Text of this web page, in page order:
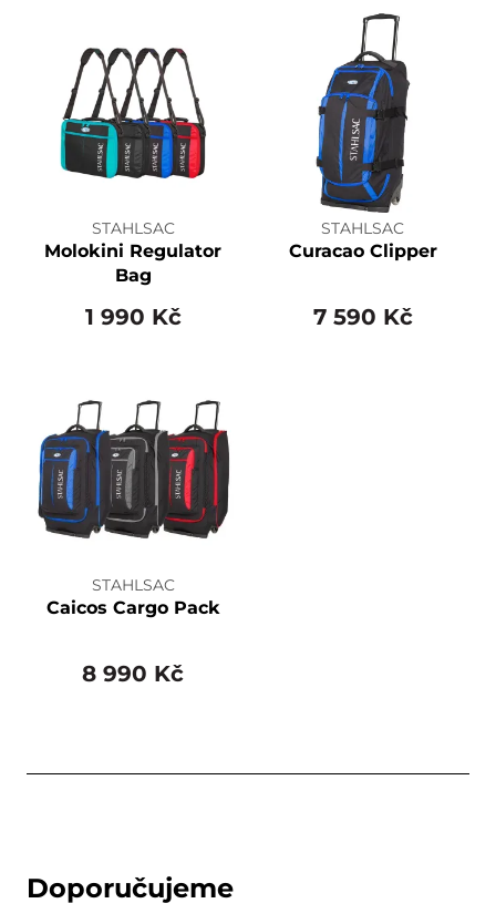
STAHLSAC
Molokini Regulator
Bag
1 990 Kč
STAHLSAC
Curacao Clipper
7 590 Kč
STAHLSAC
Caicos Cargo Pack
8 990 Kč
Doporučujeme